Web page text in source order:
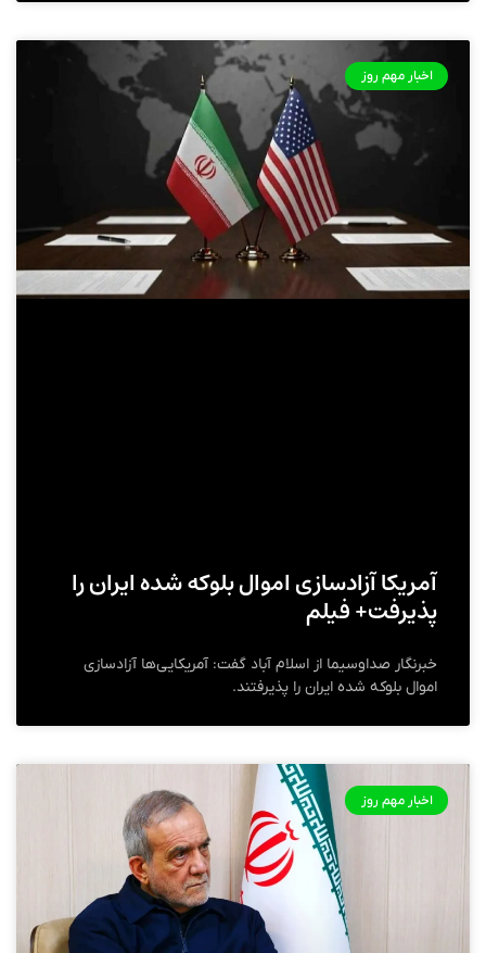
اخبار مهم روز
آمریکا آزادسازی اموال بلوکه شده ایران را
پذیرفت+ فیلم
خبرنگار صداوسیما از اسلام آباد گفت: آمریکایی‌ها آزادسازی
اموال بلوکه شده ایران را پذیرفتند.
اخبار مهم روز